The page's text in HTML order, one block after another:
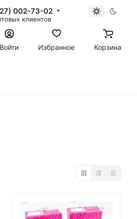
002-73-02
клиентов
Войти
Избранное Корзина